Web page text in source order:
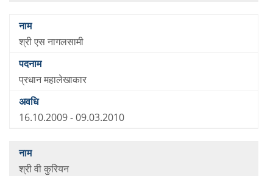
श्री एस नागलसामी
प्रधान महालेखाकार
16.10.2009 - 09.03.2010
श्री वी कुरियन